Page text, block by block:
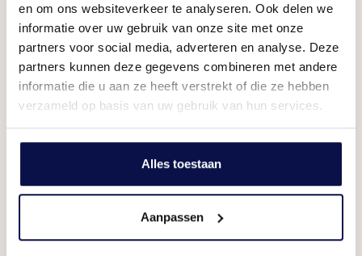
en om ons websiteverkeer te analyseren. Ook delen we
informatie over uw gebruik van onze site met onze
partners voor social media, adverteren en analyse. Deze
partners kunnen deze gegevens combineren met andere
informatie die u aan ze heeft verstrekt of die ze hebben
verzameld op basis van uw gebruik van hun services.
Alles toestaan
Aanpassen
Ruime kamers